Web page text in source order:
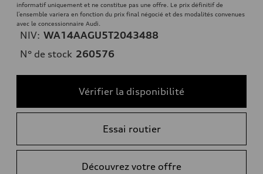
informatif uniquement et ne constitue pas une offre. Le prix définitif de
l’ensemble variera en fonction du prix final négocié et des modalités convenues
avec le concessionnaire Audi.
NIV: WA14AAGU5T2043488
N° de stock 260576
Vérifier la disponibilité
Essai routier
Découvrez votre offre